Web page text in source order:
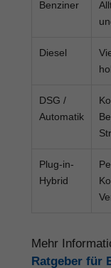
Benziner
Diesel
DSG /
Automatik
Plug-in-
Hybrid
Mehr
Ratgeber für